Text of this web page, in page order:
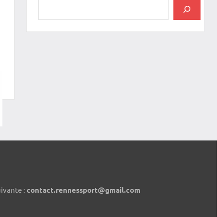
: contact.rennessport@gmail.com